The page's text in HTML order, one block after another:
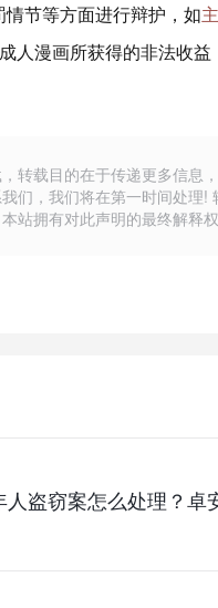
节等方面进行辩护，如
人漫画所获得的非法收
转载目的在于传递更多信息
们，我们将在第一时间处理
站拥有对此声明的最终解释权
人盗窃案怎么处理？卓